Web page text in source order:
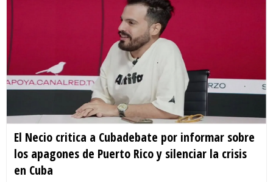
El Necio critica a Cubadebate por informar sobre
los apagones de Puerto Rico y silenciar la crisis
en Cuba